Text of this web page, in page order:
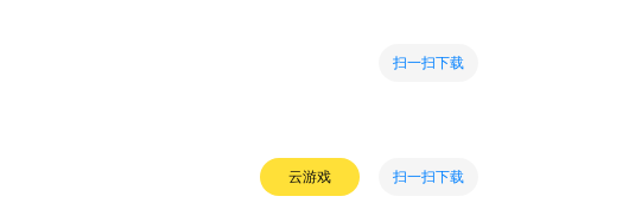
扫一扫下载
云游戏 扫一扫下载